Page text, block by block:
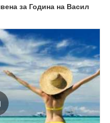
за Година на Васил